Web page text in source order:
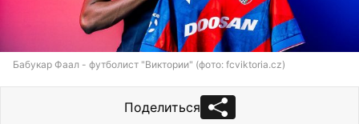
Бабукар Фаал - футболист "Виктории" (фото: fcviktoria.cz)
Поделиться